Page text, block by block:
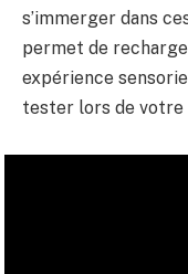
s’immerger dans
permet de
expérience
tester lors de votre